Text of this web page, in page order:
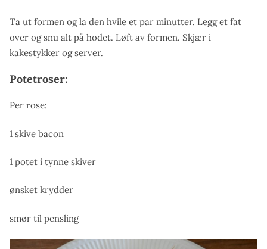
Ta ut formen og la den hvile et par minutter. Legg et fat
over og snu alt på hodet. Løft av formen. Skjær i
kakestykker og server.
Potetroser:
Per rose:
1 skive bacon
1 potet i tynne skiver
ønsket krydder
smør til pensling